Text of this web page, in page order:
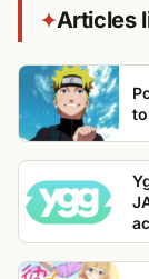
✦Articles